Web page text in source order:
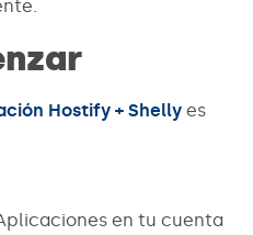
Hostify + Shelly es
en tu cuenta